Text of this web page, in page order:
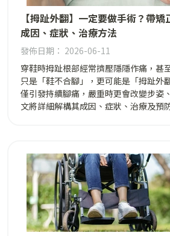
【拇趾外翻】一定要做手術？帶
成因、症狀、治療方法
發佈日期： 2026-06-11
穿鞋時拇趾根部經常擠壓隱隱作痛，甚
只是「鞋不合腳」，更可能是「拇趾外
僅引發持續腳痛，嚴重時更會改變步姿
文將詳細解構其成因、症狀、治療及預